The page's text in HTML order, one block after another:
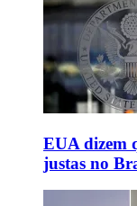
EUA dizem
justas no